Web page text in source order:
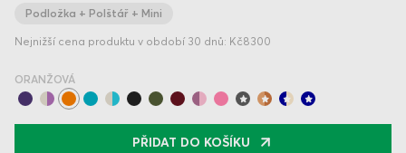
Podložka + Polštář + Mini
Nejnižší cena produktu v období 30 dnů: Kč8300
ORANŽOVÁ
PŘIDAT DO KOŠÍKU